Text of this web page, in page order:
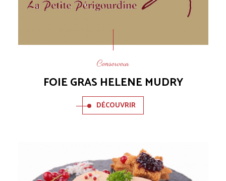
Conserveur
FOIE GRAS HELENE MUDRY
DÉCOUVRIR